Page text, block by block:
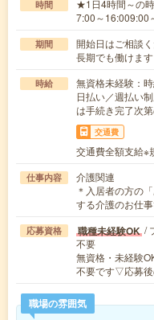
時間
★1日4時間～の
7:00～
期間
開始日はご相談
長期でも働けます
時給
無資格未経験：
日払い／週払い
は手続き完了次
交通費
交通費全額支給※
仕事内容
介護関連
＊入居者の方の
する介護のお仕
応募資格 職種未経験OK /
不要
無資格・未経験
不要です▽応募
職場の雰囲気